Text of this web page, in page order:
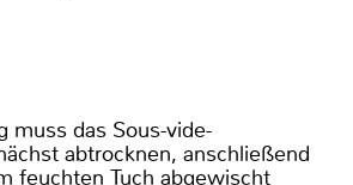
muss das Sous-vide-
abtrocknen, anschließend
feuchten Tuch abgewischt